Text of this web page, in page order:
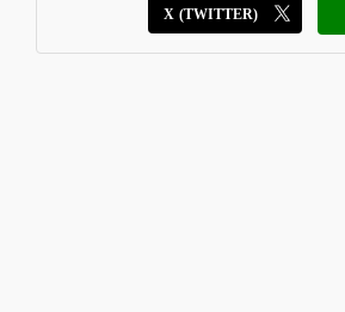
X (TWITTER)